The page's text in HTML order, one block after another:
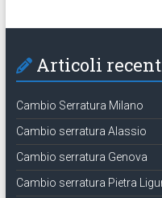
Articoli
Cambio Serratura Milano
Cambio serratura Alassio
Cambio serratura Genova
Cambio serratura Pietra